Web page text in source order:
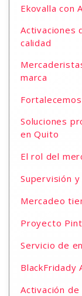
Ekovalla con
Activaciones
calidad
marca
Soluciones
en Quito
El rol del
Supervisión
Mercadeo
Proyecto
Servicio de
BlackFridady
Activación